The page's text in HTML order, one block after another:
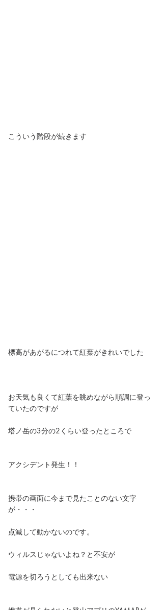
こういう階段が続きます
標高があがるにつれて紅葉がきれいでした
お天気も良くて紅葉を眺めながら順調に登っ
ていたのですが
塔ノ岳の3分の2くらい登ったところで
アクシデント発生！！
携帯の画面に今まで見たことのない文字
が・・・
点滅して動かないのです。
ウィルスじゃないよね？と不安が
電源を切ろうとしても出来ない